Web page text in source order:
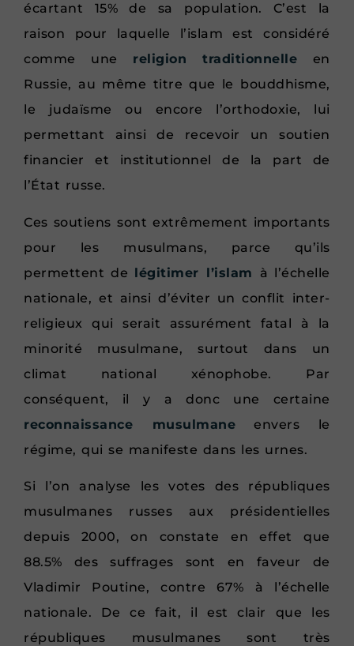
écartant 15% de sa population. C’est la
raison pour laquelle l’islam est considéré
comme une religion traditionnelle en
Russie, au même titre que le bouddhisme,
le judaïsme ou encore l’orthodoxie, lui
permettant ainsi de recevoir un soutien
financier et institutionnel de la part de
l’État russe.
Ces soutiens sont extrêmement importants
pour les musulmans, parce qu’ils
permettent de légitimer l’islam à l’échelle
nationale, et ainsi d’éviter un conflit inter-
religieux qui serait assurément fatal à la
minorité musulmane, surtout dans un
climat national xénophobe. Par
conséquent, il y a donc une certaine
reconnaissance musulmane envers le
régime, qui se manifeste dans les urnes.
Si l’on analyse les votes des républiques
musulmanes russes aux présidentielles
depuis 2000, on constate en effet que
88.5% des suffrages sont en faveur de
Vladimir Poutine, contre 67% à l’échelle
nationale. De ce fait, il est clair que les
républiques musulmanes sont très